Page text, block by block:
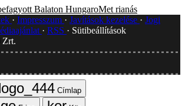
Balaton HungaroMet rianás
Impresszum Javítások kezelése
Jogi
RSS
Sütibeállítások
Zrt.
Címlap